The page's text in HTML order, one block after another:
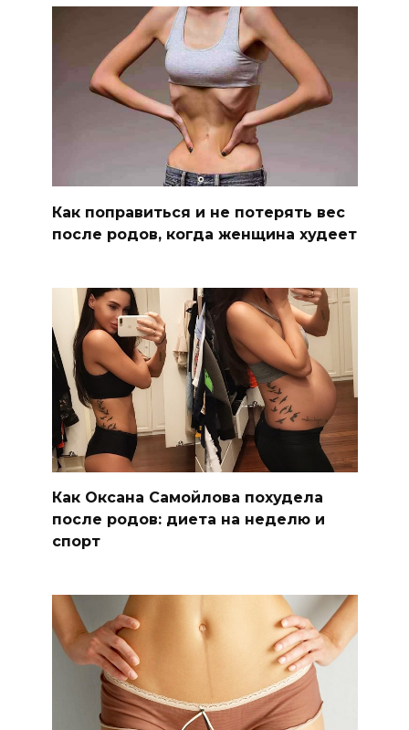
Как поправиться и не потерять вес
после родов, когда женщина худеет
Как Оксана Самойлова похудела
после родов: диета на неделю и
спорт